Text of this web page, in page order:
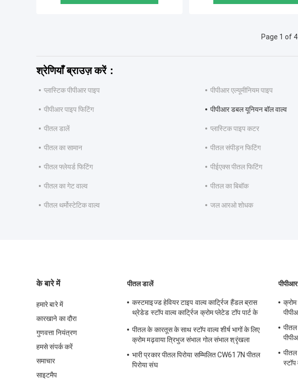
Page 1 of 4
श्रेणियाँ ब्राउज़ करें：
प्लास्टिक पीपीआर पाइप पीपीआर एल्यूमीनियम पाइप
पीपीआर पाइप फिटिंग पीपीआर डबल यूनियन बॉल वाल्व
पीतल डालें प्लास्टिक पाइप कटर
पीतल का सामान पीतल संपीड़न फिटिंग
पीतल फ्लेयर्ड फिटिंग पीईएक्स पीतल फिटिंग
पीतल का गेट वाल्व पीतल का बिबॉक
पीतल थर्मोस्टेटिक वाल्व जल आरओ शोधक
के बारे में
हमारे बारे में
कारखाने का दौरा
गुणवत्ता नियंत्रण
हमसे संपर्क करें
समाचार
साइटमैप
पीतल डालें
कस्टमाइज्ड हेवियर टाइप वाल्व कार्ट्रिज हैंडल ब्रास
थ्रेडेड स्टॉप वाल्व कार्ट्रिज क्रोम प्लेटेड टॉप पार्ट के
पीतल के कारतूस के साथ स्टॉप वाल्व शीर्ष भागों के लिए
क्रोम मढ़वाया त्रिभुज संभाल गोल संभाल श्रृंखला
भारी प्रकार पीतल पिरोया सम्मिलित CW617N पीतल
पिरोया संघ
पीतल
स्टॉप